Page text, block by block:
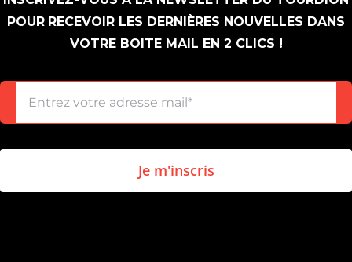
POUR RECEVOIR LES DERNIÈRES NOUVELLES DANS
VOTRE BOITE MAIL EN 2 CLICS !
Je m'inscris